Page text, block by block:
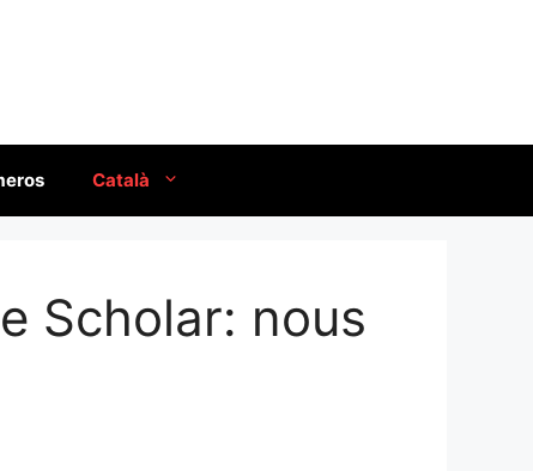
Català
Scholar: nous